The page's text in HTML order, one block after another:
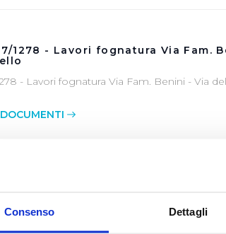
Consenso Dettagli
1278 - Lavori fognatura Via Fam.
- Lavori fognatura Via Fam. Benini - Via
OPERATORI ECONOMICI